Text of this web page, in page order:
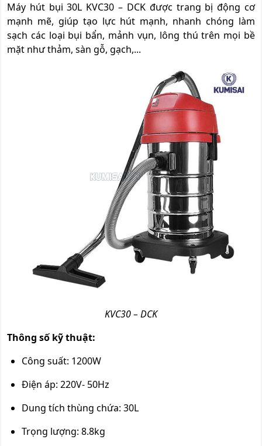
Máy hút bụi 30L KVC30 – DCK được trang bị động cơ
mạnh mẽ, giúp tạo lực hút mạnh, nhanh chóng làm
sạch các loại bụi bẩn, mảnh vụn, lông thú trên mọi bề
mặt như thảm, sàn gỗ, gạch,...
KVC30 – DCK
Thông số kỹ thuật:
Công suất: 1200W
Điện áp: 220V- 50Hz
Dung tích thùng chứa: 30L
Trọng lượng: 8.8kg